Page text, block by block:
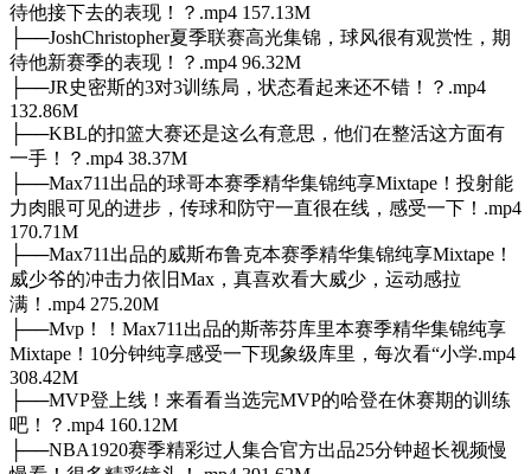
待他接下去的表现！？.mp4 157.13M
├──JoshChristopher夏季联赛高光集锦，球风很有观赏性，期
待他新赛季的表现！？.mp4 96.32M
├──JR史密斯的3对3训练局，状态看起来还不错！？.mp4
132.86M
├──KBL的扣篮大赛还是这么有意思，他们在整活这方面有
一手！？.mp4 38.37M
├──Max711出品的球哥本赛季精华集锦纯享Mixtape！投射能
力肉眼可见的进步，传球和防守一直很在线，感受一下！.mp4
170.71M
├──Max711出品的威斯布鲁克本赛季精华集锦纯享Mixtape！
威少爷的冲击力依旧Max，真喜欢看大威少，运动感拉
满！.mp4 275.20M
├──Mvp！！Max711出品的斯蒂芬库里本赛季精华集锦纯享
Mixtape！10分钟纯享感受一下现象级库里，每次看“小学.mp4
308.42M
├──MVP登上线！来看看当选完MVP的哈登在休赛期的训练
吧！？.mp4 160.12M
├──NBA1920赛季精彩过人集合官方出品25分钟超长视频慢